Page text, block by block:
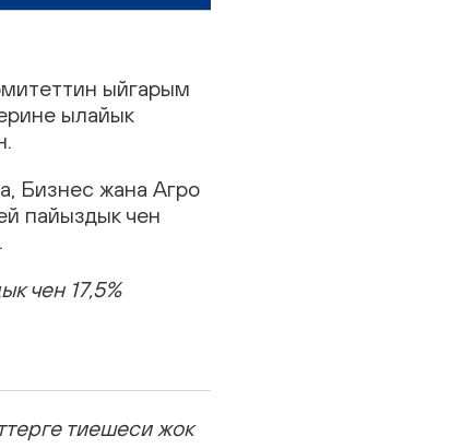
ыйгарым
ылайык
Бизнес жана Агро
пайыздык чен
чен 17,5%
тиешеси жок